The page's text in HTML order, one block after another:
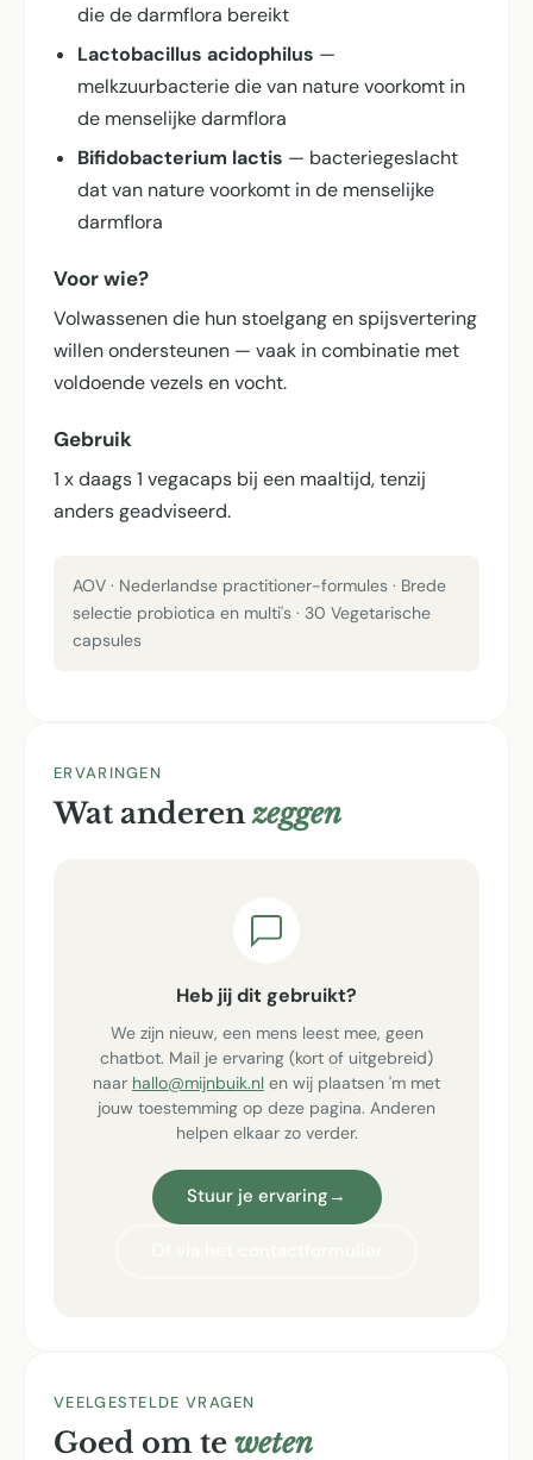
die de darmflora bereikt
Lactobacillus acidophilus —
melkzuurbacterie die van nature voorkomt in
de menselijke darmflora
Bifidobacterium lactis — bacteriegeslacht
dat van nature voorkomt in de menselijke
darmflora
Voor wie?
Volwassenen die hun stoelgang en spijsvertering
willen ondersteunen — vaak in combinatie met
voldoende vezels en vocht.
Gebruik
1 x daags 1 vegacaps bij een maaltijd, tenzij
anders geadviseerd.
AOV · Nederlandse practitioner-formules · Brede
selectie probiotica en multi's · 30 Vegetarische
capsules
ERVARINGEN
Wat anderenzeggen
Heb jij dit gebruikt?
We zijn nieuw, een mens leest mee, geen
chatbot. Mail je ervaring (kort of uitgebreid)
naar hallo@mijnbuik.nl en wij plaatsen 'm met
jouw toestemming op deze pagina. Anderen
helpen elkaar zo verder.
Stuur je ervaring →
VEELGESTELDE VRAGEN
Goed om te weten